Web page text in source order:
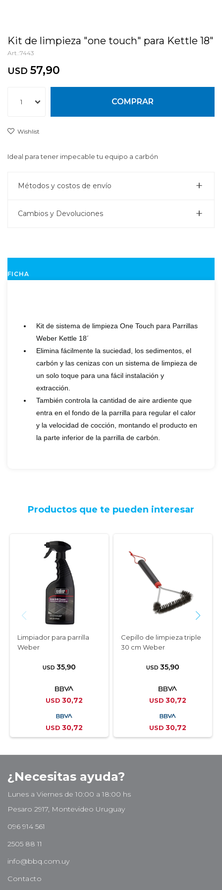
Kit de limpieza "one touch" para Kettle 18"
7443
USD 57,90
1 COMPRAR
Ideal para tener impecable tu equipo a carbón
Métodos y costos de envío
Cambios y Devoluciones
FICHA
Kit de sistema de limpieza One Touch para Parrillas
Weber Kettle 18´
Elimina fácilmente la suciedad, los sedimentos, el
carbón y las cenizas con un sistema de limpieza de
un solo toque para una fácil instalación y
extracción.
También controla la cantidad de aire ardiente que
entra en el fondo de la parrilla para regular el calor
y la velocidad de cocción, montando el producto en
la parte inferior de la parrilla de carbón.
Productos que te pueden interesar
Limpiador para parrilla
Weber
USD 35,90
USD 30,72
USD 30,72
Cepillo de limpieza triple
30 cm Weber
USD 35,90
USD 30,72
USD 30,72
¿Necesitas ayuda?
Lunes a Viernes de 10:00 a 18:00 hs
Pesaro 2917, Montevideo Uruguay
096 914 561
2505 88 11
info@bbq.com.uy
Contacto